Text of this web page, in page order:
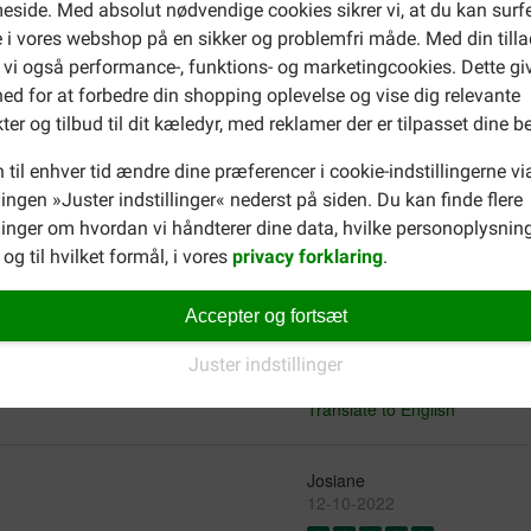
Med absolut nødvendige cookies sikrer vi, at du kan
i vores webshop på en sikker og problemfri måde. Med din
vi også performance-, funktions- og marketingcookies. Dette
for at forbedre din shopping oplevelse og vise dig relevante
og tilbud til dit kæledyr, med reklamer der er tilpasset dine
til enhver tid ændre dine præferencer i cookie-indstillingerne
»Juster indstillinger« nederst på siden. Du kan finde flere
om hvordan vi håndterer dine data, hvilke
og til hvilket formål, i vores privacy forklaring.
Accepter og fortsæt
Juster indstillinger
VIGNAUD jean marc
29-09-2024
Tres bons produits, livraison
allergique à la viande et aux
Translate to English
Elena Alles
27-12-2022
Gut alles bestens
Translate to English
Josiane
12-10-2022